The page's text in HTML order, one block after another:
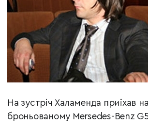
На зустріч Халаменда приїхав
броньованому Mersedes-Benz